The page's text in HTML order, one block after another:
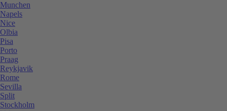
Munchen
Napels
Nice
Olbia
Pisa
Porto
Praag
Reykjavik
Rome
Sevilla
Split
Stockholm